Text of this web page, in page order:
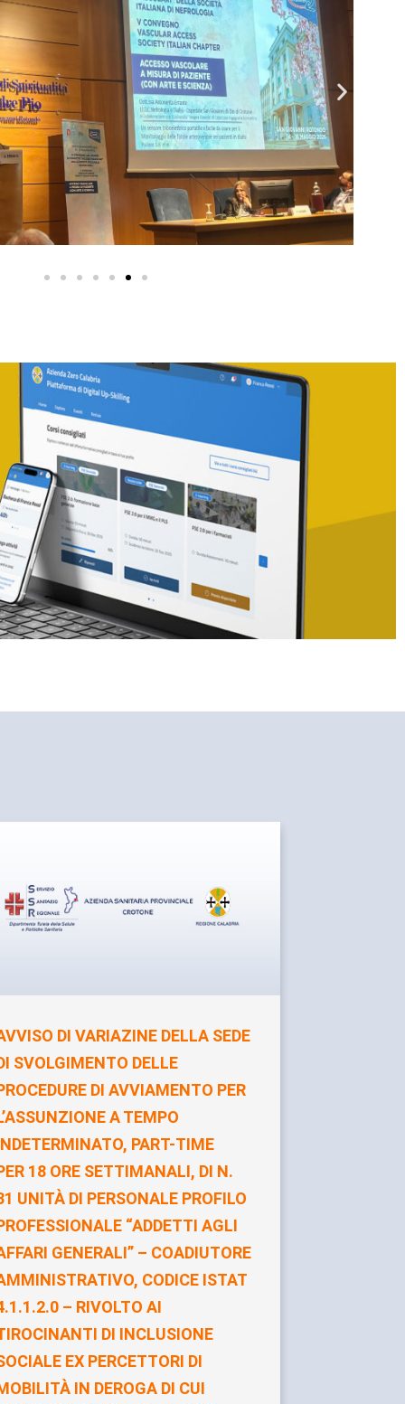
DI VARIAZINE DELLA SEDE
SVOLGIMENTO DELLE
DI AVVIAMENTO PER
A TEMPO
PART-TIME
18 ORE SETTIMANALI, DI N.
UNITÀ DI PERSONALE PROFILO
“ADDETTI AGLI
GENERALI” – COADIUTORE
CODICE ISTAT
– RIVOLTO AI
DI INCLUSIONE
EX PERCETTORI DI
IN DEROGA DI CUI